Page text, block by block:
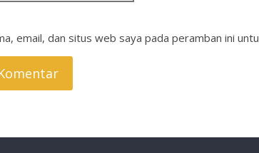
email, dan situs web saya pada peramban ini